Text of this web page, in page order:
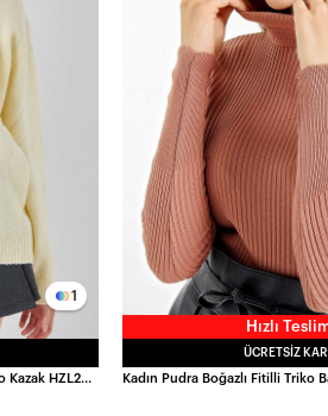
1
Kadın Sarı Oversize Standart Beden Triko Kazak HZL25W-BD1103221
Hızlı
ÜCRETSIZ